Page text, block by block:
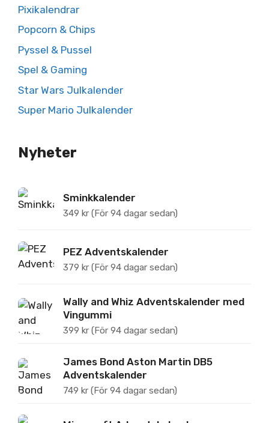
Pixikalendrar
Popcorn & Chips
Pyssel & Pussel
Spel & Gaming
Star Wars Julkalender
Super Mario Julkalender
Nyheter
Sminkkalender
349 kr (För 94 dagar sedan)
PEZ Adventskalender
379 kr (För 94 dagar sedan)
Wally and Whiz Adventskalender med
Vingummi
399 kr (För 94 dagar sedan)
James Bond Aston Martin DB5
Adventskalender
749 kr (För 94 dagar sedan)